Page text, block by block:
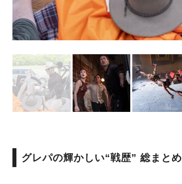
グレパの輝かしい“戦歴” 総まとめ